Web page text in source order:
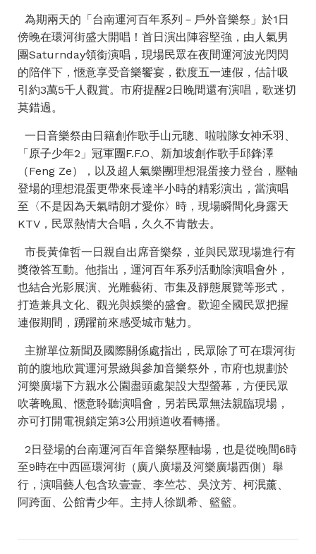
為期兩天的「台南運河百年系列－戶外音樂祭」於1日
傍晚在環河街盛大開唱！首日演出陣容堅強，由人氣男
團Saturnday領銜演唱，現場民眾在夜間運河波光閃閃
的陪伴下，愜意享受音樂饗宴，歡度五一連假，估計吸
引約3萬5千人觀賞。市府提醒2日晚間還有演唱，歌迷切
莫錯過。
一日音樂祭由日籍創作歌手山元聰、啦啦隊女神禾羽、
「原子少年2」冠軍團F.F.O、新加坡創作歌手邱鋒澤
（Feng Ze），以及超人氣樂團理想混蛋接力登台，壓軸
登場的理想混蛋更帶來長達半小時的精彩演出，當演唱
至〈不是因為天氣晴朗才愛你〉時，現場瞬間化身露天
KTV，民眾熱情大合唱，久久不肯散去。
市長黃偉哲一日親自出席音樂祭，並與民眾現場進行有
獎徵答互動。他指出，運河百年系列活動除演唱會外，
也結合光影展演、光雕藝術、市集及靜態展覽等形式，
打造兼具文化、觀光與娛樂的盛會。歡迎全國民眾把握
連假期間，踴躍前來感受城市魅力。
主辦單位新聞及國際關係處指出，民眾除了可在環河街
前的腹地欣賞運河景緻與參加音樂祭外，市府也規劃於
河樂廣場下方親水公園盡頭處架設大型螢幕，方便民眾
吹著晚風、愜意聆聽演唱會，另若民眾無法親臨現場，
亦可打開電視鎖定第3公用頻道收看轉播。
2日登場的台南運河百年音樂祭壓軸場，也是從晚間6時
至9時在中西區環河街（廣八廣場及河樂廣場西側）舉
行，演唱藝人包含玖壹壹、李竺芯、吳汶芳、柯泯薰、
阿跨面、公館青少年。主持人徐凱希、籃籃。